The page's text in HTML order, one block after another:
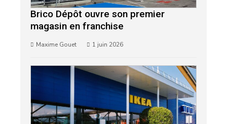
Brico Dépôt ouvre son premier
magasin en franchise
Maxime Gouet 1 juin 2026